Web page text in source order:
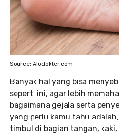
Source: Alodokter.com
Banyak hal yang bisa
seperti ini, agar lebih
bagaimana gejala serta
yang perlu kamu tahu
timbul di bagian tangan, kaki,